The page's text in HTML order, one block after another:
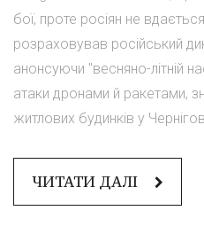
бої, проте росіян не
розраховував російський
анонсуючи "весняно-літній
атаки дронами й ракетами,
житлових будинків у
ЧИТАТИ ДАЛІ